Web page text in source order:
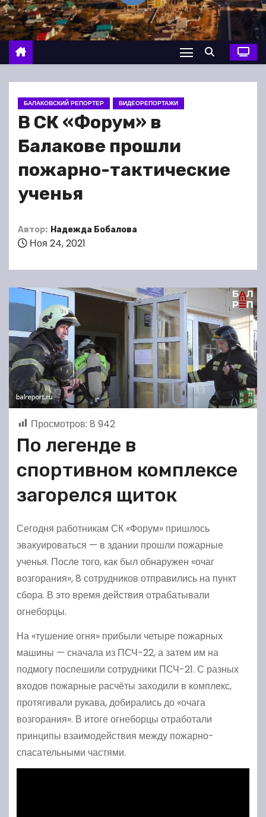
о
м
у
БАЛАКОВСКИЙ РЕПОРТЕР ВИДЕОРЕПОРТАЖИ
В СК «Форум» в
Балакове прошли
пожарно-тактические
ученья
Автор: Надежда Бобалова
Ноя 24, 2021
Просмотров: 8 942
По легенде в
спортивном комплексе
загорелся щиток
Сегодня работникам СК «Форум» пришлось
эвакуироваться — в здании прошли пожарные
ученья. После того, как был обнаружен «очаг
возгорания», 8 сотрудников отправились на пункт
сбора. В это время действия отрабатывали
огнеборцы.
На «тушение огня» прибыли четыре пожарных
машины — сначала из ПСЧ-22, а затем им на
подмогу поспешили сотрудники ПСЧ-21. С разных
входов пожарные расчёты заходили в комплекс,
протягивали рукава, добирались до «очага
возгорания». В итоге огнеборцы отработали
принципы взаимодействия между пожарно-
спасательными частями.